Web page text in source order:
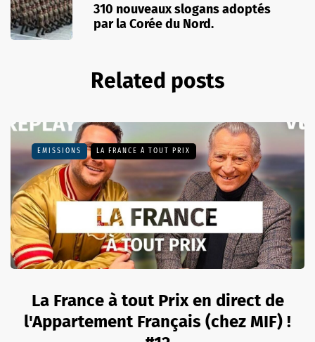
310 nouveaux slogans adoptés
par la Corée du Nord.
Related posts
EMISSIONS LA FRANCE À TOUT PRIX
La France à tout Prix en direct de
l'Appartement Français (chez MIF) !